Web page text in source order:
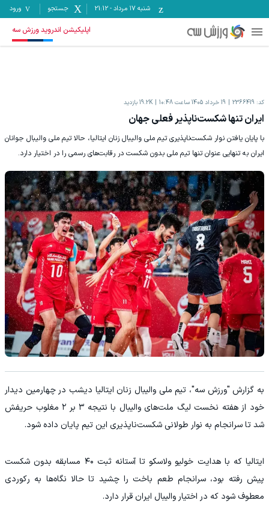
شنبه ۱۷ مرداد -
21:12 جستجو ورود
اپلیکیشن اندروید ورزش سه
کد: 2366419 19 خرداد 1405 ساعت 10:48 19.2K بازدید
ایران تنها شکست‌ناپذیر فعلی جهان
با پایان یافتن نوار شکست‌ناپذیری تیم ملی والیبال زنان ایتالیا، حالا تیم ملی والیبال جوانان
ایران به تنهایی عنوان تنها تیم ملی بدون شکست در رقابت‌های رسمی را در اختیار دارد.
به گزارش "ورزش سه"، تیم ملی والیبال زنان ایتالیا دیشب در چهارمین دیدار
خود از هفته نخست لیگ ملت‌های والیبال با نتیجه ۳ بر ۲ مغلوب حریفش
شد تا سرانجام به نوار طولانی شکست‌ناپذیری این تیم پایان داده شود.
ایتالیا که با هدایت خولیو ولاسکو تا آستانه ثبت ۴۰ مسابقه بدون شکست
پیش رفته بود، سرانجام طعم باخت را چشید تا حالا نگاه‌ها به رکوردی
معطوف شود که در اختیار والیبال ایران قرار دارد.